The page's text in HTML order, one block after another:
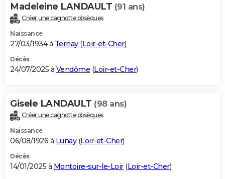
Carte de Noël
Carte Bonne année
Carte Saint-Valentin
Carte Pâques
Carte d'anniversaire
DICTIONNAIRE
Dictionnaire
Biographies
Citations
Expressions
Proverbes
PROGRAMME TV
S'inscrire
Se connecter
Lycées
Collèges
Primaires
Universités
Entreprises
Service militaire
Avis de recherche
AVIS DE DÉCÈS
Bricolage
Lifestyle
Culture
Sport
Auto
Television
Voyage
Cinema
Madeleine LANDAULT (91 ans)
Créer une cagnotte obsèques
Naissance
27/03/1934 à Ternay(Loir-et-Cher)
Décès
24/07/2025 à Vendôme (Loir-et-Cher)
Gisele LANDAULT (98 ans)
Créer une cagnotte obsèques
Naissance
06/08/1926 à Lunay(Loir-et-Cher)
Décès
14/01/2025 à Montoire-sur-le-Loir(Loir-et-Cher)